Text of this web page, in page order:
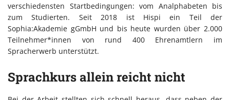
verschiedensten Startbedingungen: vom Analphabeten bis
zum Studierten. Seit 2018 ist Hispi ein Teil der
Sophia:Akademie gGmbH und bis heute wurden über 2.000
Teilnehmer*innen von rund 400 Ehrenamtlern im
Spracherwerb unterstützt.
Sprachkurs allein reicht nicht